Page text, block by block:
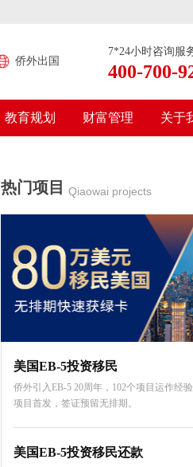
侨外出国
7*24小时咨询服
400-700-
教育规划 财富管理 关于
热门项目 Qiaowai projects
美国EB-5投资移民
侨外引入EB-5 20周年，102个项目运作经
项目首发，签证预留无排期。
美国EB-5投资移民还款